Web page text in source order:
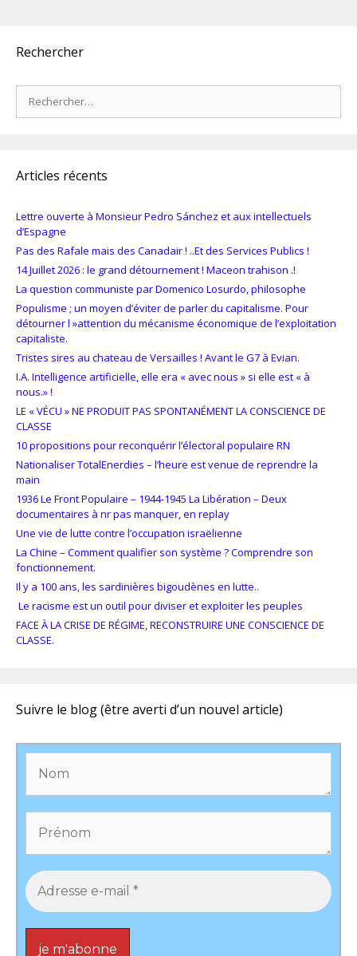
Rechercher
Articles récents
Lettre ouverte à Monsieur Pedro Sánchez et aux intellectuels
d’Espagne
Pas des Rafale mais des Canadair ! ..Et des Services Publics !
14 Juillet 2026 : le grand détournement ! Maceon trahison .!
La question communiste par Domenico Losurdo, philosophe
Populisme ; un moyen d’éviter de parler du capitalisme. Pour
détourner l »attention du mécanisme économique de l’exploitation
capitaliste.
Tristes sires au chateau de Versailles ! Avant le G7 à Evian.
I.A. Intelligence artificielle, elle era « avec nous » si elle est « à
nous.» !
LE « VÉCU » NE PRODUIT PAS SPONTANÉMENT LA CONSCIENCE DE
CLASSE
10 propositions pour reconquérir l’électoral populaire RN
Nationaliser TotalEnerdies – l’heure est venue de reprendre la
main
1936 Le Front Populaire – 1944-1945 La Libération – Deux
documentaires à nr pas manquer, en replay
Une vie de lutte contre l’occupation israëlienne
La Chine – Comment qualifier son système ? Comprendre son
fonctionnement.
Il y a 100 ans, les sardinières bigoudènes en lutte..
Le racisme est un outil pour diviser et exploiter les peuples
FACE À LA CRISE DE RÉGIME, RECONSTRUIRE UNE CONSCIENCE DE
CLASSE.
Suivre le blog (être averti d’un nouvel article)